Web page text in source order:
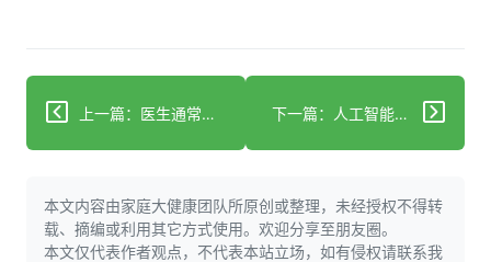
上一篇：医生通常对技术变革持谨慎态度，为何AI与众不同 下一篇：人工智能如何改变早期疾病检测与诊断
本文内容由家庭大健康团队所原创或整理，未经授权不得转
载、摘编或利用其它方式使用。欢迎分享至朋友圈。
本文仅代表作者观点，不代表本站立场，如有侵权请联系我